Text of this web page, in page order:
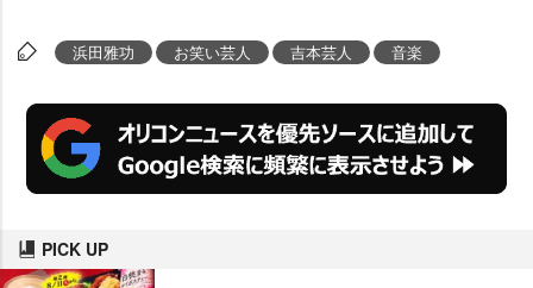
浜田雅功 お笑い芸人 吉本芸人 音楽
PICK UP